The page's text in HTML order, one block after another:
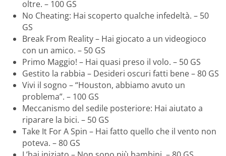
oltre. – 100 GS
No Cheating: Hai scoperto qualche infedeltà. – 50
GS
Break From Reality – Hai giocato a un videogioco
con un amico. – 50 GS
Primo Maggio! – Hai quasi preso il volo. – 50 GS
Gestito la rabbia – Desideri oscuri fatti bene – 80 GS
Vivi il sogno – “Houston, abbiamo avuto un
problema”. – 100 GS
Meccanismo del sedile posteriore: Hai aiutato a
riparare la bici. – 50 GS
Take It For A Spin – Hai fatto quello che il vento non
poteva. – 80 GS